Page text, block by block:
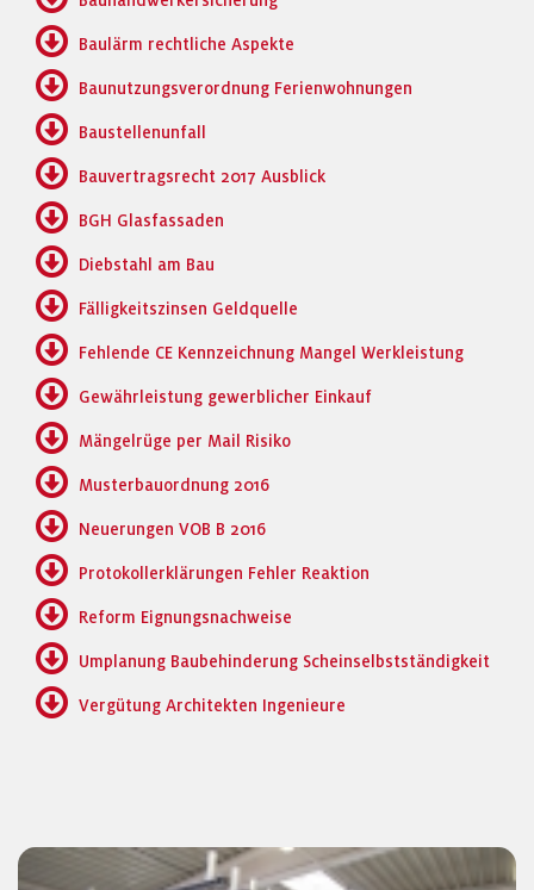
Baulärm rechtliche Aspekte
Baunutzungsverordnung Ferienwohnungen
Baustellenunfall
Bauvertragsrecht 2017 Ausblick
BGH Glasfassaden
Diebstahl am Bau
Fälligkeitszinsen Geldquelle
Fehlende CE Kennzeichnung Mangel Werkleistung
Gewährleistung gewerblicher Einkauf
Mängelrüge per Mail Risiko
Musterbauordnung 2016
Neuerungen VOB B 2016
Protokollerklärungen Fehler Reaktion
Reform Eignungsnachweise
Umplanung Baubehinderung Scheinselbstständigkeit
Vergütung Architekten Ingenieure